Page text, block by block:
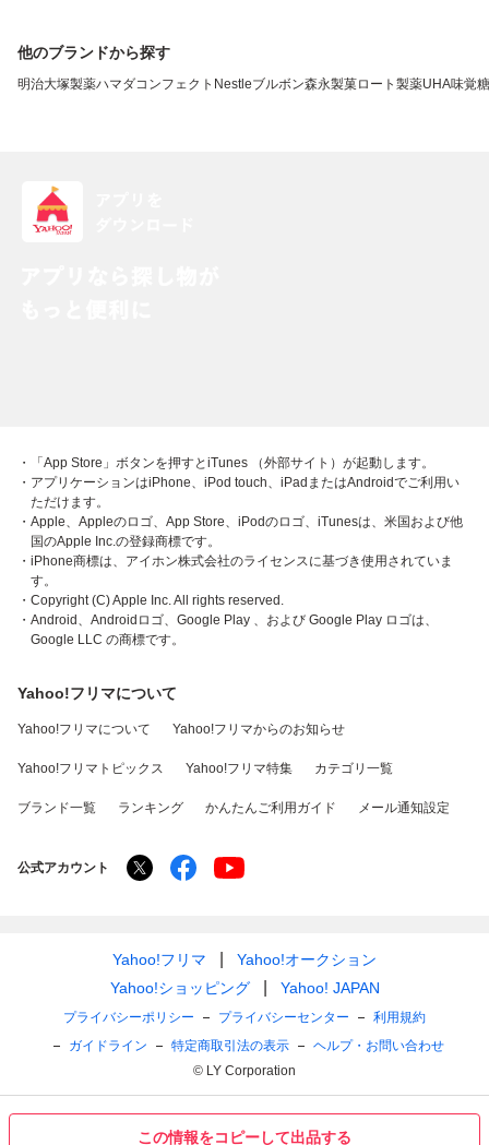
この情報をコピーして出品する
他のブランドから探す
明治大塚製薬ハマダコンフェクト Nestleブルボン森永製菓ロート製薬UHA味覚糖
・「App Store」ボタンを押すとiTunes （外部サイト）が起動します。
・アプリケーションはiPhone、iPod touch、iPadまたはAndroidでご利用い
ただけます。
・Apple、Appleのロゴ、App Store、iPodのロゴ、iTunesは、米国および他
国のApple Inc.の登録商標です。
・iPhone商標は、アイホン株式会社のライセンスに基づき使用されていま
す。
・Copyright (C) Apple Inc. All rights reserved.
・Android、Androidロゴ、Google Play 、および Google Play ロゴは、
Google LLC の商標です。
Yahoo!フリマについて
Yahoo!フリマについて Yahoo!フリマからのお知らせ
Yahoo!フリマトピックス Yahoo!フリマ特集 カテゴリ一覧
ブランド一覧 ランキング かんたんご利用ガイド メール通知設定
公式アカウント
Yahoo!フリマ
Yahoo!オークション
Yahoo!ショッピング
Yahoo! JAPAN
プライバシーポリシー プライバシーセンター
利用規約
ガイドライン
特定商取引法の表示
ヘルプ・お問い合わせ
© LY Corporation